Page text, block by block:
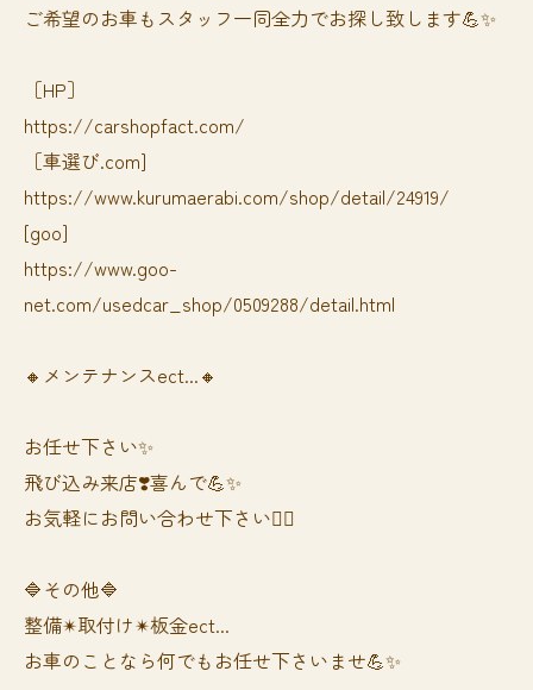
ご希望のお車もスタッフ一同全力でお探し致します💪✨
［HP］
https://carshopfact.com/
［車選び.com]
https://www.kurumaerabi.com/shop/detail/24919/
[goo]
https://www.goo-
net.com/usedcar_shop/0509288/detail.html
🔸メンテナンスect...🔸
お任せ下さい✨
飛び込み来店❣️喜んで💪✨
お気軽にお問い合わせ下さい🙆‍♀️
🔷その他🔷
整備✴︎取付け✴︎板金ect...
お車のことなら何でもお任せ下さいませ💪✨